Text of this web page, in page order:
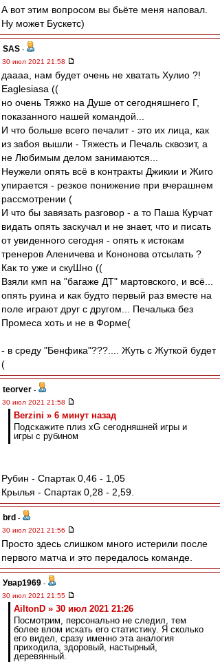
А вот этим вопросом вы бьёте меня наповал.
Ну может Бускетс)
SAS -
30 июл 2021 21:58
даааа, нам будет очень не хватать Хулио ?!
Eaglesiasа ((
но очень Тяжко на Душе от сегодняшнего Г,
показанного нашей командой...
И что больше всего печалит - это их лица, как
из забоя вышли - Тяжесть и Печаль сквозит, а
не Любимым делом занимаются...
Неужели опять всё в контракты Джикии и Жиго
упирается - резкое понижение при вчерашнем
рассмотрении (
И что бы завязать разговор - а то Паша Курчат
видать опять заскучал и не знает, что и писать
от увиденного сегодня - опять к истокам
тренеров Аленичева и Кононова отсылать ?
Как то уже и скуШно ((
Взяли кмп на "багаже ДТ" мартовского, и всё...
опять руина и как будто первый раз вместе на
поле играют друг с другом... Печалька без
Промеса хоть и не в Форме(
- в среду "Бенфика"???.... Жуть с Жуткой будет
(
teorver -
30 июл 2021 21:58
Berzini » 6 минут назад
Подскажите плиз xG сегодняшней игры и
игры с рубином
Рубин - Спартак 0,46 - 1,05
Крылья - Спартак 0,28 - 2,59.
brd -
30 июл 2021 21:56
Просто здесь слишком много истерили после
первого матча и это передалось команде.
Увар1969 -
30 июл 2021 21:55
AiltonD » 30 июл 2021 21:26
Посмотрим, персонально не следил, тем
более влом искать его статистику. Я сколько
его видел, сразу именно эта аналогия
приходила, здоровый, настырный,
деревянный.